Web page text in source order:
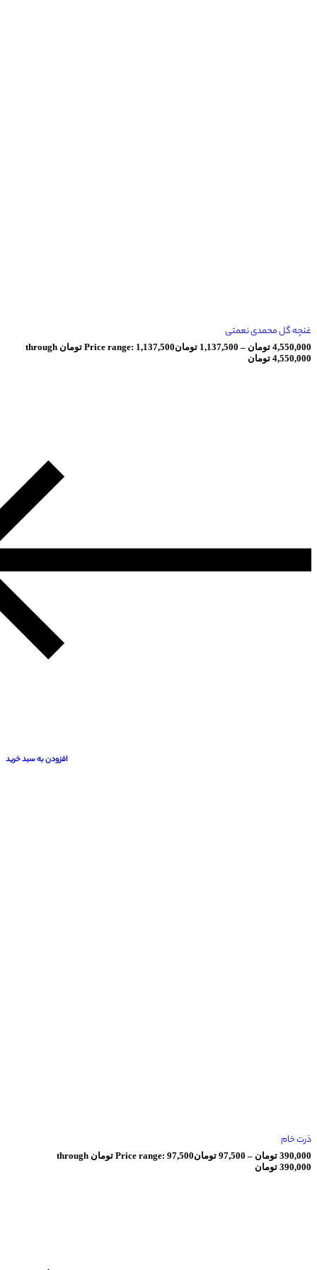
نعمتی
–
1,137,500 تومان Price range: 1,137,500 تومان through
افزودن به سبد خرید
–
97,500 تومان Price range: 97,500 تومان through